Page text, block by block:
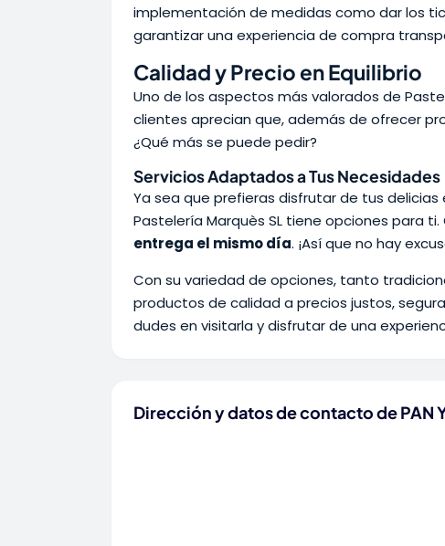
implementación de medidas como dar los
garantizar una experiencia de compra
Calidad y Precio en Equilibrio
Uno de los aspectos más valorados de
clientes aprecian que, además de ofrecer
¿Qué más se puede pedir?
Servicios Adaptados a Tus Necesidades
Ya sea que prefieras disfrutar de tus
Pastelería Marquès SL tiene opciones para ti.
entrega el mismo día. ¡Así que no hay
Con su variedad de opciones, tanto
productos de calidad a precios justos,
dudes en visitarla y disfrutar de una
Dirección y datos de contacto de PAN Y